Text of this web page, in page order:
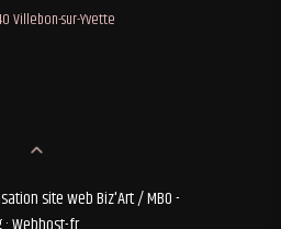
Villebon-sur-Yvette
site web Biz'Art / MBO -